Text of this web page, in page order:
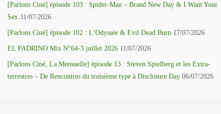
[Parlons Ciné] épisode 103 : Spider-Man – Brand New Day & I Want Your
Sex 31/07/2026
[Parlons Ciné] épisode 102 : L’Odyssée & Evil Dead Burn 17/07/2026
EL PADRINO Mix N°64-3 juillet 2026 11/07/2026
[Parlons Ciné, La Mensuelle] épisode 13 : Steven Spielberg et les Extra-
terrestres – De Rencontres du troisième type à Disclosure Day 06/07/2026